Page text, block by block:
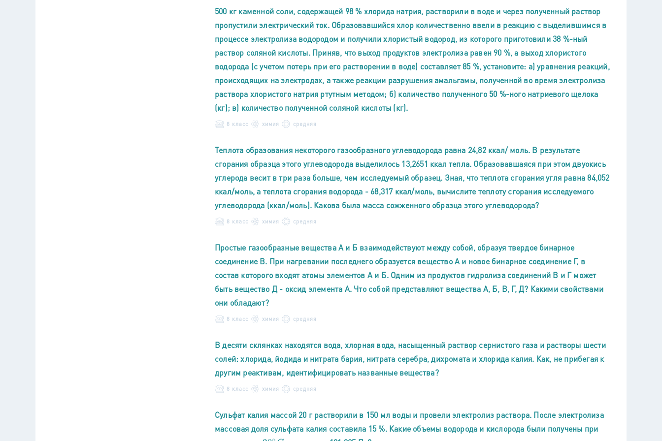
500 кг каменной соли, содержащей 98 % хлорида натрия, растворили в воде и через полученный раствор
пропустили электрический ток. Образовавшийся хлор количественно ввели в реакцию с выделившимся в
процессе электролиза водородом и получили хлористый водород, из которого приготовили 38 %-ный
раствор соляной кислоты. Приняв, что выход продуктов электролиза равен 90 %, а выход хлористого
водорода (с учетом потерь при его растворении в воде) составляет 85 %, установите: а) уравнения реакций,
происходящих на электродах, а также реакции разрушения амальгамы, полученной во время электролиза
раствора хлористого натрия ртутным методом; б) количество полученного 50 %-ного натриевого щелока
(кг); в) количество полученной соляной кислоты (кг).
8 класс химия средняя
Теплота образования некоторого газообразного углеводорода равна 24,82 ккал/ моль. В результате
сгорания образца этого углеводорода выделилось 13,2651 ккал тепла. Образовавшаяся при этом двуокись
углерода весит в три раза больше, чем исследуемый образец. Зная, что теплота сгорания угля равна 84,052
ккал/моль, а теплота сгорания водорода - 68,317 ккал/моль, вычислите теплоту сгорания исследуемого
углеводорода (ккал/моль). Какова была масса сожженного образца этого углеводорода?
8 класс химия средняя
Простые газообразные вещества А и Б взаимодействуют между собой, образуя твердое бинарное
соединение В. При нагревании последнего образуется вещество А и новое бинарное соединение Г, в
состав которого входят атомы элементов А и Б. Одним из продуктов гидролиза соединений В и Г может
быть вещество Д - оксид элемента А. Что собой представляют вещества А, Б, В, Г, Д? Какими свойствами
они обладают?
8 класс химия средняя
В десяти склянках находятся вода, хлорная вода, насыщенный раствор сернистого газа и растворы шести
солей: хлорида, йодида и нитрата бария, нитрата серебра, дихромата и хлорида калия. Как, не прибегая к
другим реактивам, идентифицировать названные вещества?
8 класс химия средняя
Сульфат калия массой 20 г растворили в 150 мл воды и провели электролиз раствора. После электролиза
массовая доля сульфата калия составила 15 %. Какие объемы водорода и кислорода были получены при